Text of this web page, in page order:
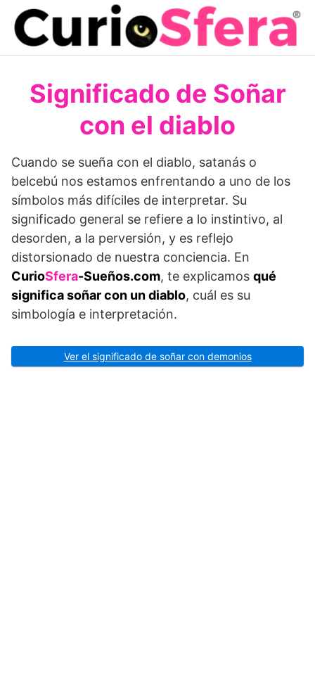
Saltar
contenido
Significado de Soñar
con el diablo
Cuando se sueña con el diablo, satanás o
belcebú nos estamos enfrentando a uno de los
símbolos más difíciles de interpretar. Su
significado general se refiere a lo instintivo, al
desorden, a la perversión, y es reflejo
distorsionado de nuestra conciencia. En
CurioSfera-Sueños.com, te explicamos qué
significa soñar con un diablo, cuál es su
simbología e interpretación.
Ver el significado de soñar con demonios